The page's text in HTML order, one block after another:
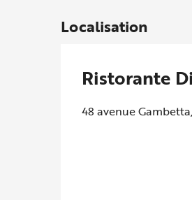
Localisation
Ristorante
48 avenue